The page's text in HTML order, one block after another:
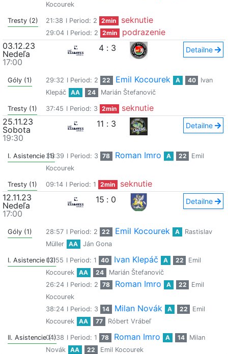
Kocourek
Tresty (2) 21:38 I Period: 2 2min seknutie
29:04 I Period: 2 2min
podrazenie
03.12.23
Nedeľa
17:00
4 : 3 Detailne
Góly (1) 29:32 I Period: 2 22 Emil Kocourek A 40
Ivan
Klepáč
AA 24 Marián Štefanovič
Tresty (1) 37:45 I Period: 3 2min
seknutie
25.11.23
Sobota
19:30
11 : 3 Detailne
I. Asistencie (1)35:39 I Period: 3 78 Roman Imro A 22
Emil
Kocourek
Tresty (1) 09:14 I Period: 1 2min
seknutie
12.11.23
Nedeľa
17:00
15 : 0 Detailne
Góly (1) 28:57 I Period: 2 22 Emil Kocourek A
Rastislav
Müller
AA Ján Gona
I. Asistencie (3)07:55 I Period: 1 40 Ivan Klepáč A 22
Emil
Kocourek
AA 24
Marián Štefanovič
26:24 I Period: 2 78 Roman Imro A 22
Emil
Kocourek
38:24 I Period: 3 14 Milan Novák A 22
Emil
Kocourek
AA 77 Róbert Vrábeľ
II. Asistencie (1)
04:38 I Period: 1 78 Roman Imro A 14
Milan
Novák
AA 22 Emil Kocourek